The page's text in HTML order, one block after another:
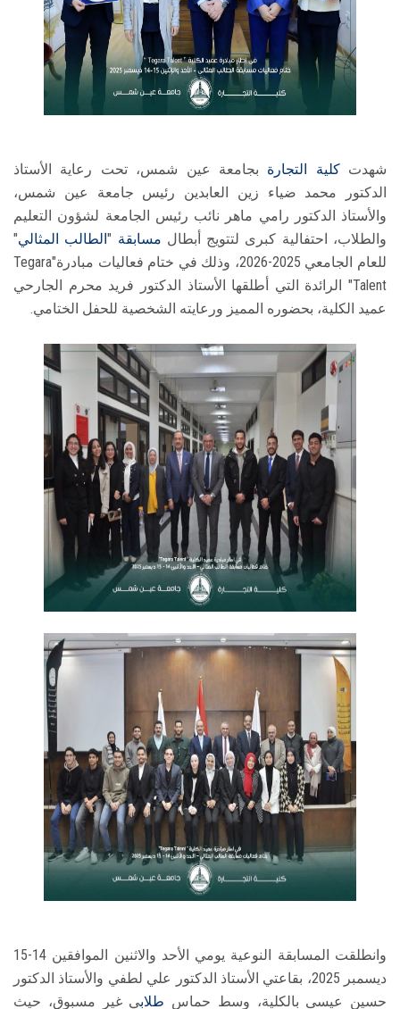
شهدت كلية التجارة بجامعة عين شمس، تحت رعاية الأستاذ
الدكتور محمد ضياء زين العابدين رئيس جامعة عين شمس،
والأستاذ الدكتور رامي ماهر نائب رئيس الجامعة لشؤون التعليم
والطلاب، احتفالية كبرى لتتويج أبطال مسابقة "الطالب المثالي"
للعام الجامعي 2025-2026، وذلك في ختام فعاليات مبادرة"Tegara
Talent" الرائدة التي أطلقها الأستاذ الدكتور فريد محرم الجارحي
عميد الكلية، بحضوره المميز ورعايته الشخصية للحفل الختامي.
وانطلقت المسابقة النوعية يومي الأحد والاثنين الموافقين 14-15
ديسمبر 2025، بقاعتي الأستاذ الدكتور علي لطفي والأستاذ الدكتور
حسين عيسى بالكلية، وسط حماس طلابي غير مسبوق، حيث